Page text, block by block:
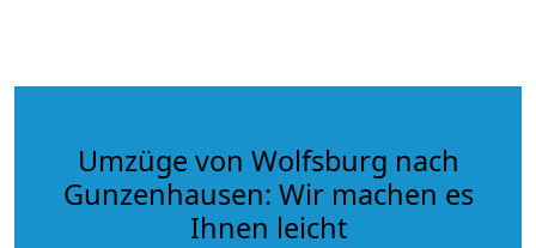
Umzüge von Wolfsburg nach
Gunzenhausen: Wir machen es
Ihnen leicht